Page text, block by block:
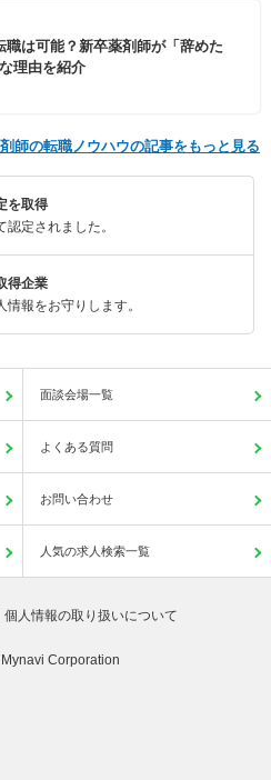
職は可能？新卒薬剤師が「辞めた
理由を紹介
師の転職ノウハウの記事をもっと見る
を取得
定されました。
得企業
報をお守りします。
面談会場一覧
よくある質問
お問い合わせ
人気の求人検索一覧
個人情報の取り扱いについて
Corporation